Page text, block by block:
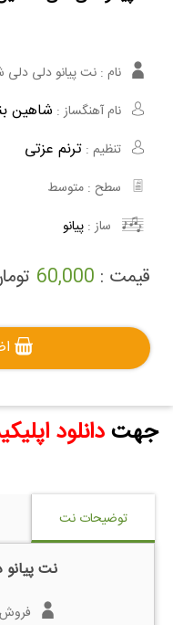
نام : نت پیانو دلی دلی
نام آهنگساز : شاهین
تنظیم : ترنم عزتی
سطح : متوسط
ساز : پیانو
قیمت : 60,000
جهتدانلود
توضیحات نت
نت